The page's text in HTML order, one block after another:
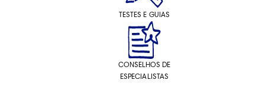
TESTES E GUIAS
CONSELHOS DE
ESPECIALISTAS